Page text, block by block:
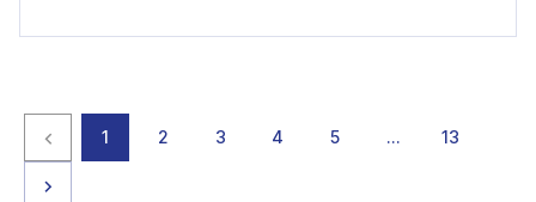
Page précédente
page
1 page
2 page
3 page
4 page
5 … page
13